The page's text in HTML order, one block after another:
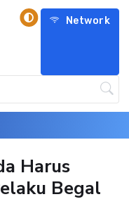
Network
Harus
Begal